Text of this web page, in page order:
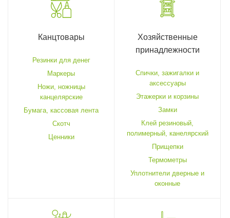
Канцтовары
Резинки для денег
Маркеры
Ножи, ножницы
канцелярские
Бумага, кассовая лента
Скотч
Ценники
Хозяйственные
принадлежности
Спички, зажигалки и
аксессуары
Этажерки и корзины
Замки
Клей резиновый,
полимерный, канелярский
Прищепки
Термометры
Уплотнители дверные и
оконные